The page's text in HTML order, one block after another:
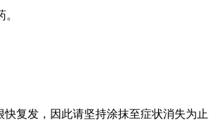
。
复发，因此请坚持涂抹至症状消失为